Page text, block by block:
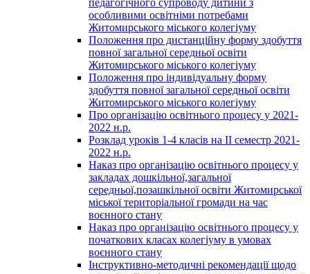
особливими освітніми потребами
Житомирського міського колегіуму
Положення про дистанційну форму здобуття
повної загальної середньої освіти
Житомирського міського колегіуму
Положення про індивідуальну форму
здобуття повної загальної середньої освіти
Житомирського міського колегіуму
Про організацію освітнього процесу у 2021-
2022 н.р.
Розклад уроків 1-4 класів на ІІ семестр 2021-
2022 н.р.
Наказ про організацію освітнього процесу у
закладах дошкільної,загальної
середньої,позашкільної освіти Житомирської
міської територіальної громади на час
воєнного стану
Наказ про організацію освітнього процесу у
початкових класах колегіуму в умовах
воєнного стану
Інструктивно-методичні рекомендації щодо